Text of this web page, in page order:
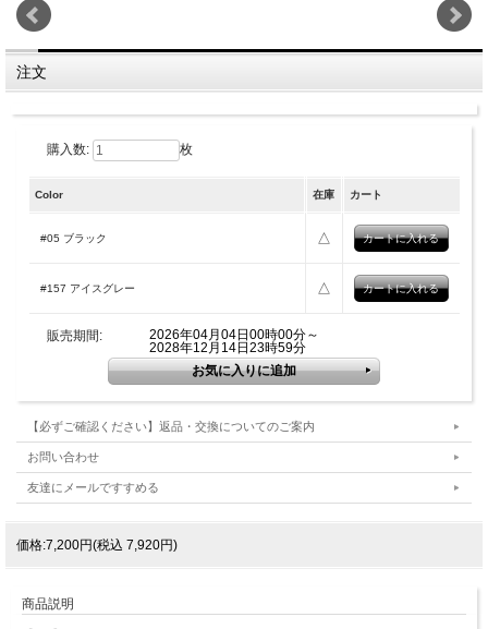
注文
購入数: 枚
Color 在庫 カート
#05 ブラック △
#157 アイスグレー △
販売期間:
2026年04月04日00時00分～
2028年12月14日23時59分
【必ずご確認ください】返品・交換についてのご案内
お問い合わせ
友達にメールですすめる
価格:7,200円(税込 7,920円)
商品説明